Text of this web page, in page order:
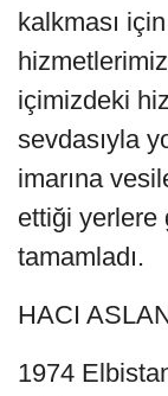
kalkması
içimizdeki
sevdasıyla
imarına
ettiği yerlere
tamamladı.
HACI
1974